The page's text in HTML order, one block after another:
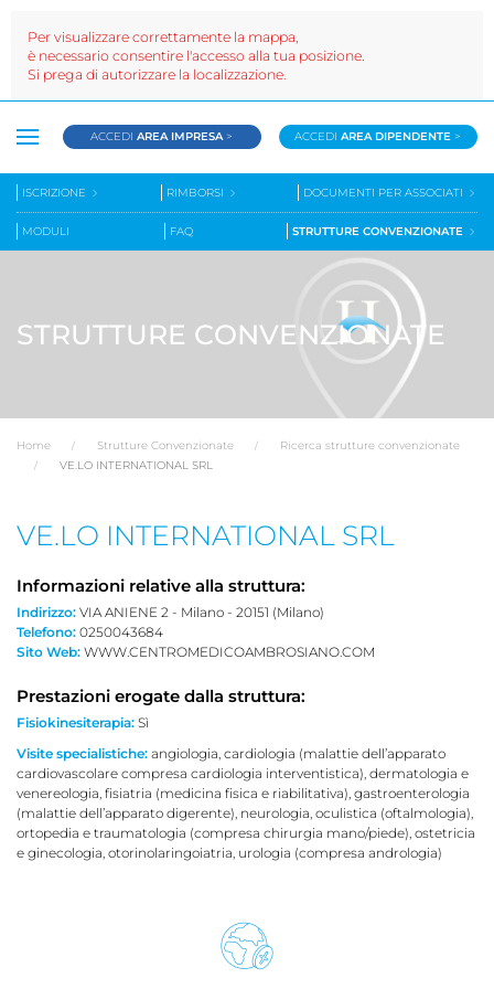
ACCEDIAREA IMPRESA > ACCEDIAREA DIPENDENTE >
ISCRIZIONE RIMBORSI DOCUMENTI PER ASSOCIATI
MODULI FAQ STRUTTURE CONVENZIONATE
STRUTTURE CONVENZIONATE
Home Strutture Convenzionate
Ricerca strutture convenzionate
VE.LO INTERNATIONAL SRL
VE.LO INTERNATIONAL SRL
Informazioni relative alla struttura:
Indirizzo: VIA ANIENE 2 - Milano - 20151 (Milano)
Telefono: 0250043684
Sito Web: WWW.CENTROMEDICOAMBROSIANO.COM
Prestazioni erogate dalla struttura:
Fisiokinesiterapia: Sì
Visite specialistiche: angiologia, cardiologia (malattie dell’apparato
cardiovascolare compresa cardiologia interventistica), dermatologia e
venereologia, fisiatria (medicina fisica e riabilitativa), gastroenterologia
(malattie dell’apparato digerente), neurologia, oculistica (oftalmologia),
ortopedia e traumatologia (compresa chirurgia mano/piede), ostetricia
e ginecologia, otorinolaringoiatria, urologia (compresa andrologia)
Per visualizzare correttamente la mappa,
è necessario consentire l'accesso alla tua posizione.
Si prega di autorizzare la localizzazione.